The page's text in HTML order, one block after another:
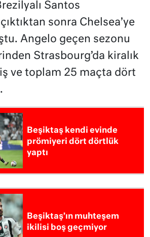
Santos
sonra Chelsea’ye
Angelo geçen sezonu
Strasbourg’da kiralık
ve toplam 25 maçta dört
Beşiktaş kendi evinde
prömiyeri dört dörtlük
yaptı
Beşiktaş’ın muhteşem
ikilisi boş geçmiyor